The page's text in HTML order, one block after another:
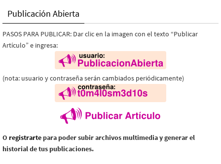
Publicación Abierta
PASOS PARA PUBLICAR: Dar clic en la imagen con el texto “Publicar
Artículo” e ingresa:
(nota: usuario y contraseña serán cambiados periódicamente)
O registrarte para poder subir archivos multimedia y generar el
historial de tus publicaciones.